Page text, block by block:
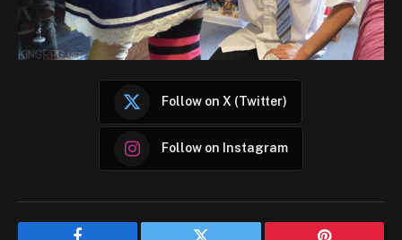
Follow on X (Twitter)
Follow on Instagram